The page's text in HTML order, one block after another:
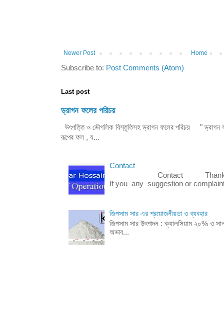
Newer Post Home
Subscribe to: Post Comments (Atom)
Last post
ড্রাগন ফলের পরিচয়
উৎপত্তি ও ভৌগলিক বিস্তৃতিসহ ড্রাগন ফলের পরিচয় " ড্রাগন
রূপের ফল , য...
Contact
Contact Thanks for
If you any suggestion or
জিপসাম সার এর প্রয়োজনীয়তা ও ব্যবহার
জিপসাম সার উৎপাদন : ক্যালসিয়াম ২০% ও
অভাব...